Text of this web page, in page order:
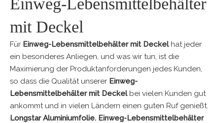
mit Deckel
Für Einweg-Lebensmittelbehälter mit Deckelhat jeder
ein besonderes Anliegen, und was wir tun, ist die
Maximierung der Produktanforderungen jedes Kunden,
so dass die Qualität unserer Einweg-
Lebensmittelbehälter mit Deckelbei vielen Kunden gut
ankommt und in vielen Ländern einen guten Ruf genießt.
Longstar Aluminiumfolie. Einweg-Lebensmittelbehälter